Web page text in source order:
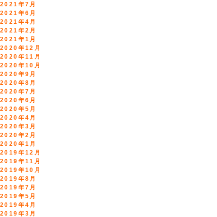
2021年7月
2021年6月
2021年4月
2021年2月
2021年1月
2020年12月
2020年11月
2020年10月
2020年9月
2020年8月
2020年7月
2020年6月
2020年5月
2020年4月
2020年3月
2020年2月
2020年1月
2019年12月
2019年11月
2019年10月
2019年8月
2019年7月
2019年5月
2019年4月
2019年3月